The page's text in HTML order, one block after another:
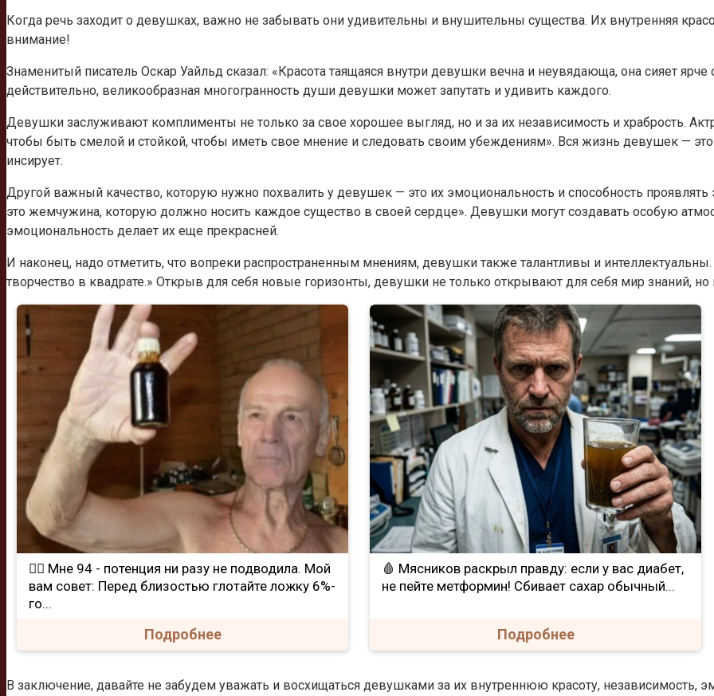
Когда речь заходит о девушках, важно не забывать они удивительны и внушительны существа. Их внутренняя
внимание!
Знаменитый писатель Оскар Уайльд сказал: «Красота таящаяся внутри девушки вечна и неувядающа, она сияет ярче
действительно, великообразная многогранность души девушки может запутать и удивить каждого.
Девушки заслуживают комплименты не только за свое хорошее выгляд, но и за их независимость и храбрость.
чтобы быть смелой и стойкой, чтобы иметь свое мнение и следовать своим убеждениям». Вся жизнь девушек —
инсирует.
Другой важный качество, которую нужно похвалить у девушек — это их эмоциональность и способность
это жемчужина, которую должно носить каждое существо в своей сердце». Девушки могут создавать особую
эмоциональность делает их еще прекрасней.
И наконец, надо отметить, что вопреки распространенным мнениям, девушки также талантливы и
творчество в квадрате.» Открыв для себя новые горизонты, девушки не только открывают для себя мир знаний,
❤️‍🔥 Мне 94 - потенция ни разу не подводила. Мой
вам совет: Перед близостью глотайте ложку 6%-
го...
Подробнее
🩸 Мясников раскрыл правду: если у вас диабет,
не пейте метформин! Сбивает сахар обычный...
Подробнее
В заключение, давайте не забудем уважать и восхищаться девушками за их внутреннюю красоту, независимость,